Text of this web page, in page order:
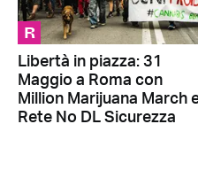
R
Libertà in piazza: 31
Maggio a Roma con
Million Marijuana March
Rete No DL Sicurezza